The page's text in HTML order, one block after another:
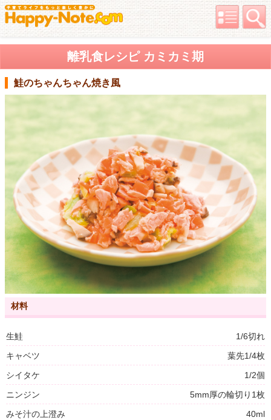
離乳食レシピ カミカミ期
鮭のちゃんちゃん焼き風
材料
生鮭
1/6切れ
キャベツ
葉先1/4枚
シイタケ
1/2個
ニンジン
5mm厚の輪切り1枚
みそ汁の上澄み
40ml